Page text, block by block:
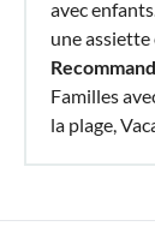
avec
une assiette
Familles
la plage,